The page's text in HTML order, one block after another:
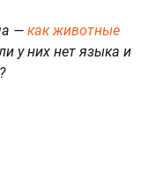
— как животные
у них нет языка и